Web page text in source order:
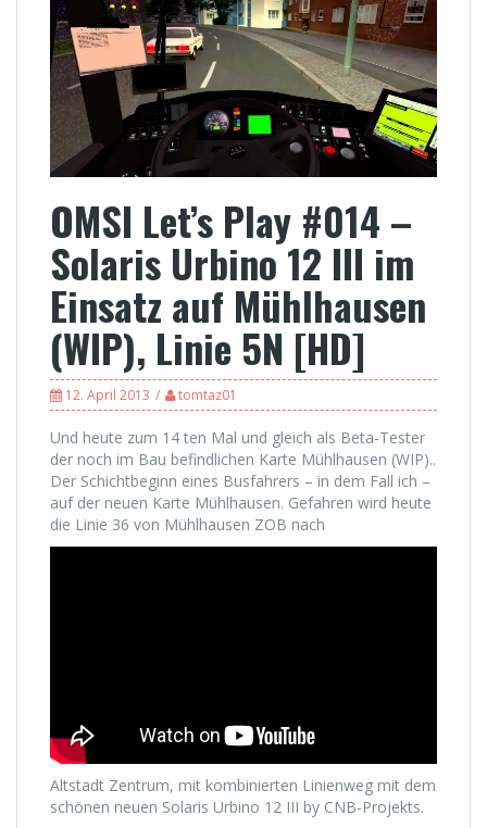
OMSI Let’s Play #014 –
Solaris Urbino 12 III im
Einsatz auf Mühlhausen
(WIP), Linie 5N [HD]
12. April 2013 tomtaz01
Und heute zum 14 ten Mal und gleich als Beta-Tester
der noch im Bau befindlichen Karte Mühlhausen (WIP)..
Der Schichtbeginn eines Busfahrers – in dem Fall ich –
auf der neuen Karte Mühlhausen. Gefahren wird heute
die Linie 36 von Mühlhausen ZOB nach
Altstadt Zentrum, mit kombinierten Linienweg mit dem
schönen neuen Solaris Urbino 12 III by CNB-Projekts.